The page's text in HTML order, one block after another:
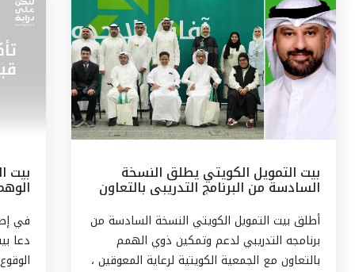
بيت التمويل الكويتي يطلق النسخة
السادسة من البرنامج التدريبي بالتعاون
مع الجمعيّة الكويتيّة لرعاية المعوقين
أطلق بيت التمويل الكويتي النسخة السادسة من
برنامجه التدريبي لدعم وتمكين ذوي الهمم
بالتعاون مع الجمعية الكويتية لرعاية المعوقين ،
بيت
دعا